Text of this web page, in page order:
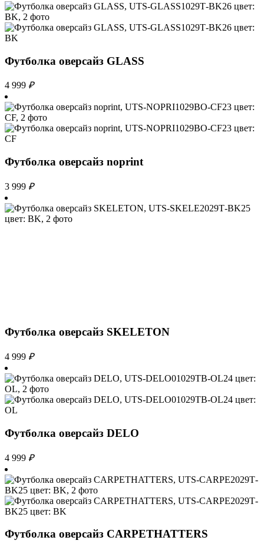
Футболка оверсайз GLASS
4 999 ₽
Футболка оверсайз noprint
3 999 ₽
Футболка оверсайз SKELETON
4 999 ₽
Футболка оверсайз DELO
4 999 ₽
Футболка оверсайз CARPETHATTERS